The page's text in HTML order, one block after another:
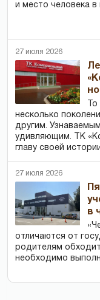
и место человека
27 июля 2026
несколько
другим.
удивляющим. ТК
главу своей
27 июля 2026
в
отличаются от
родителям
необходимо